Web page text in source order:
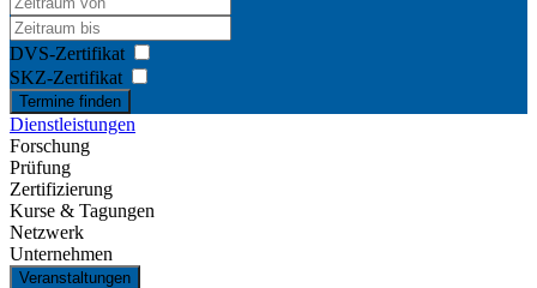
DVS-Zertifikat
SKZ-Zertifikat
Termine finden
Dienstleistungen
Forschung
Prüfung
Zertifizierung
Kurse & Tagungen
Netzwerk
Unternehmen
Veranstaltungen